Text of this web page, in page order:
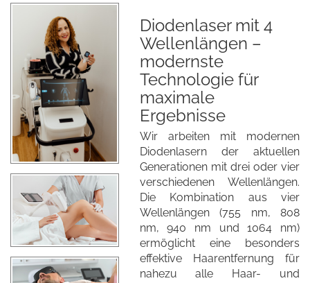
Diodenlaser mit 4
Wellenlängen –
modernste
Technologie für
maximale
Ergebnisse
Wir arbeiten mit modernen
Diodenlasern der aktuellen
Generationen mit drei oder vier
verschiedenen Wellenlängen.
Die Kombination aus vier
Wellenlängen (755 nm, 808
nm, 940 nm und 1064 nm)
ermöglicht eine besonders
effektive Haarentfernung für
nahezu alle Haar- und